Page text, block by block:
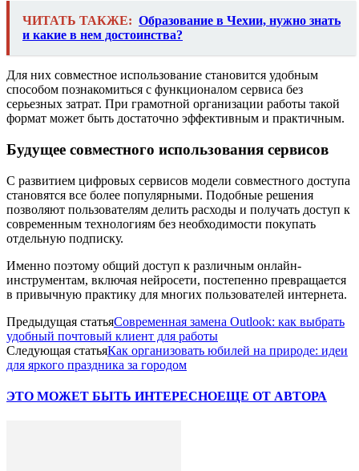
ЧИТАТЬ ТАКЖЕ: Образование в Чехии, нужно знать
и какие в нем достоинства?
Для них совместное использование становится удобным
способом познакомиться с функционалом сервиса без
серьезных затрат. При грамотной организации работы такой
формат может быть достаточно эффективным и практичным.
Будущее совместного использования сервисов
С развитием цифровых сервисов модели совместного доступа
становятся все более популярными. Подобные решения
позволяют пользователям делить расходы и получать доступ к
современным технологиям без необходимости покупать
отдельную подписку.
Именно поэтому общий доступ к различным онлайн-
инструментам, включая нейросети, постепенно превращается
в привычную практику для многих пользователей интернета.
Предыдущая статьяСовременная замена Outlook: как выбрать
удобный почтовый клиент для работы
Следующая статьяКак организовать юбилей на природе: идеи
для яркого праздника за городом
ЭТО МОЖЕТ БЫТЬ ИНТЕРЕСНОЕЩЕ ОТ АВТОРА